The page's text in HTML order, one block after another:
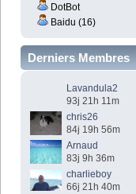
DotBot
Baidu (16)
Derniers Membres
Lavandula2
93j 21h 11m
chris26
84j 19h 56m
Arnaud
83j 9h 36m
charlieboy
66j 21h 40m